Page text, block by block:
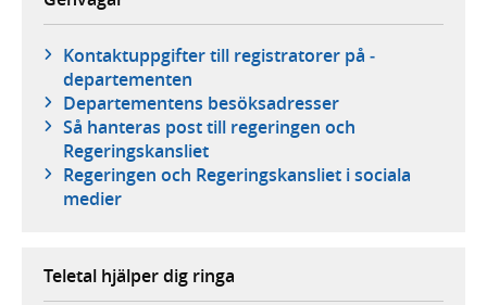
Kontaktuppgifter till registratorer på ­­
departementen
Departementens besöksadresser
Så hanteras post till regeringen och
Regeringskansliet
Regeringen och Regeringskansliet i sociala
medier
Teletal hjälper dig ringa